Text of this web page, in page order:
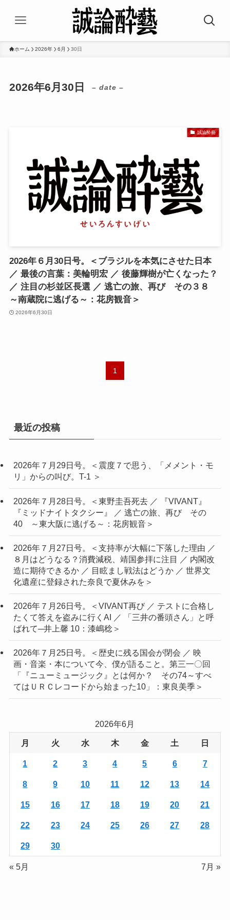
ホーム 2026年 6月 30日
2026年6月30日 – date –
誠論酔藝
2026年６月30日号。＜ブラジルを本気にさせた日本
／ 最後の言葉：美輪明宏 ／ 後藤輝樹が亡くなった？
／ 注目の杉並区長選 ／ 逃亡の旅、再び その３８
～南蔵院に逃げる～：花房観音＞
2026年6月30日
1
最近の投稿
2026年７月29日号。＜震度７で思う、「メメント・モ
リ」からの叫び。T-1 ＞
2026年７月28日号。＜東野圭吾死去 ／ 『VIVANT』
『ミッドナイトタクシー』 ／ 逃亡の旅、再び その
40 ～東大阪に逃げる～：花房観音＞
2026年７月27日号。＜支持率が大幅に下落した理由 ／
８月はどうなる？消費減税、靖国参拝に注目 ／ 内閣改
造に期待できるか ／ 目眩まし戦法はどうか ／ 世界文
化遺産に登録された奈良で夏休みを＞
2026年７月26日号。＜VIVANT再び ／ テストに合格し
たくて答えを盗みに行くAI ／ 「三井の番頭さん」と呼
ばれて─井上馨 10：漆嶋稔＞
2026年７月25日号。＜歴史に残る国会が閉会 ／ 映
画・音楽・本について今、僕が語ること。第三一〇回
「『ニューミュージック』とは何か？ その74～すべ
てはＵＲＣレコードから始まった10」：東良美季＞
2026年6月
月 火 水 木 金 土 日
1 2 3 4 5 6 7
8 9 10 11 12 13 14
15 16 17 18 19 20 21
22 23 24 25 26 27 28
29 30
« 5月 7月 »